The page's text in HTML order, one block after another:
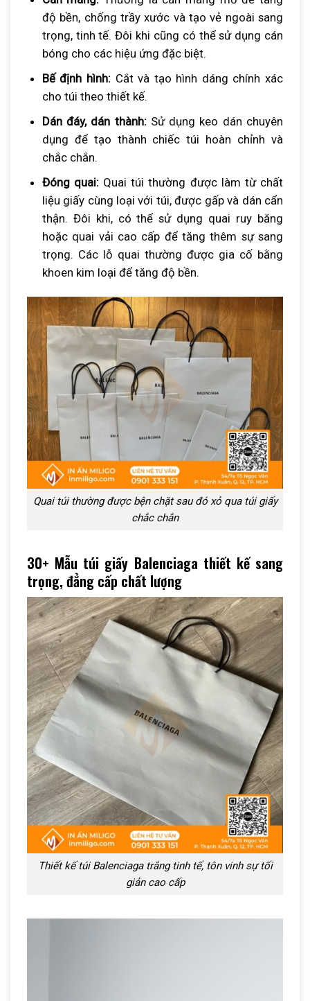
độ bền, chống trầy xước và tạo vẻ ngoài sang
trọng, tinh tế. Đôi khi cũng có thể sử dụng cán
bóng cho các hiệu ứng đặc biệt.
Bế định hình: Cắt và tạo hình dáng chính xác
cho túi theo thiết kế.
Dán đáy, dán thành: Sử dụng keo dán chuyên
dụng để tạo thành chiếc túi hoàn chỉnh và
chắc chắn.
Đóng quai:Quai túi thường được làm từ chất
liệu giấy cùng loại với túi, được gấp và dán cẩn
thận. Đôi khi, có thể sử dụng quai ruy băng
hoặc quai vải cao cấp để tăng thêm sự sang
trọng. Các lỗ quai thường được gia cố bằng
khoen kim loại để tăng độ bền.
Quai túi thường được bện chặt sau đó xỏ qua túi giấy
chắc chắn
30+ Mẫu túi giấy Balenciaga thiết kế sang
trọng, đẳng cấp chất lượng
Thiết kế túi Balenciaga trắng tinh tế, tôn vinh sự tối
giản cao cấp